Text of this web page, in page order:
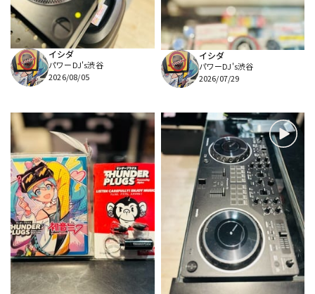
配信/ライブ機器 楽器アクセサリ
中古 ヴィンテージ
イシダ
パワーDJ's渋谷
2026/08/05
イシダ
パワーDJ's渋谷
2026/07/29